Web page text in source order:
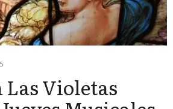
Violetas